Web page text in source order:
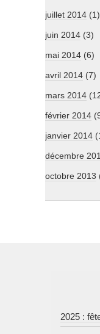
juillet 2014 (1)
juin 2014 (3)
mai 2014 (6)
avril 2014 (7)
mars 2014
février 2014
janvier 2014
décembre
octobre 2013
2025 :